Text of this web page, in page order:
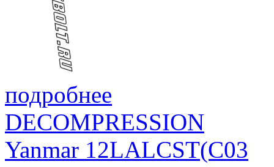
подробнее
DECOMPRESSION
Yanmar 12LALCST(C03